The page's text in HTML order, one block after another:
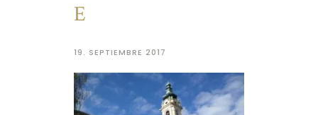
E
19. SEPTIEMBRE 2017